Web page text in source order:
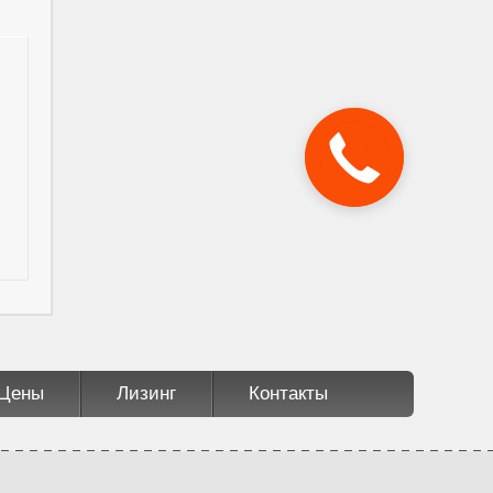
Лизинг Контакты